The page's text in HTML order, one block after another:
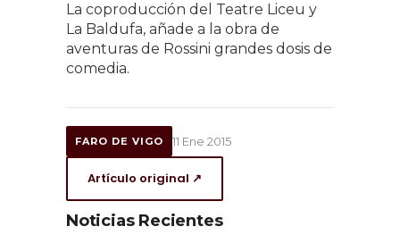
La coproducción del Teatre Liceu y
La Baldufa, añade a la obra de
aventuras de Rossini grandes dosis de
comedia.
FARO DE VIGO 11 Ene 2015
Artículo original ↗
Noticias Recientes